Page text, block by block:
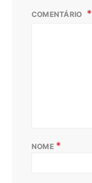
COMENTÁRIO
NOME *